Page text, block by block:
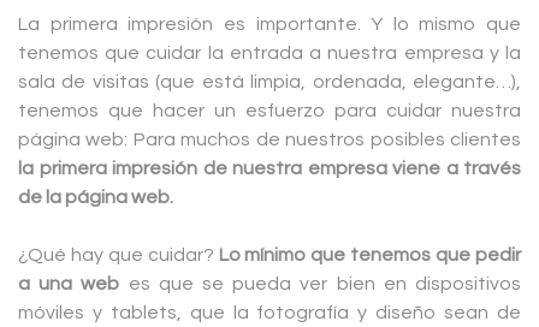
La primera impresión es importante. Y lo mismo que
tenemos que cuidar la entrada a nuestra empresa y la
sala de visitas (que está limpia, ordenada, elegante…),
tenemos que hacer un esfuerzo para cuidar nuestra
página web: Para muchos de nuestros posibles clientes
la primera impresión de nuestra empresa viene a través
de la página web.
¿Qué hay que cuidar? Lo mínimo que tenemos que pedir
a una web es que se pueda ver bien en dispositivos
móviles y tablets, que la fotografía y diseño sean de